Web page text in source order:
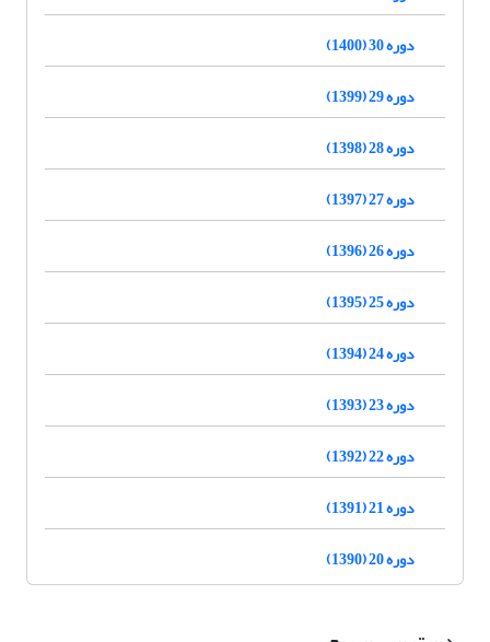
دوره 30 (1400)
دوره 29 (1399)
دوره 28 (1398)
دوره 27 (1397)
دوره 26 (1396)
دوره 25 (1395)
دوره 24 (1394)
دوره 23 (1393)
دوره 22 (1392)
دوره 21 (1391)
دوره 20 (1390)